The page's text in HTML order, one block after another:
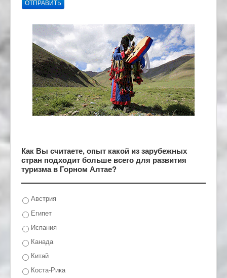
ОТПРАВИТЬ
Как Вы считаете, опыт какой из зарубежных
стран подходит больше всего для развития
туризма в Горном Алтае?
Австрия
Египет
Испания
Канада
Китай
Коста-Рика